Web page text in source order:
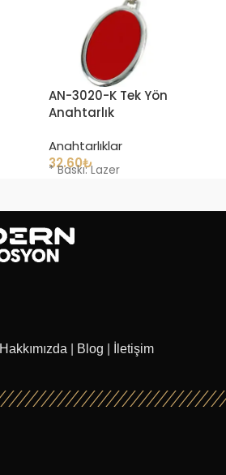
AN-3020-K Tek Yön
Anahtarlık
Anahtarlıklar
32.60₺
* Baskı: Lazer
Hakkımızda Blog İletişim